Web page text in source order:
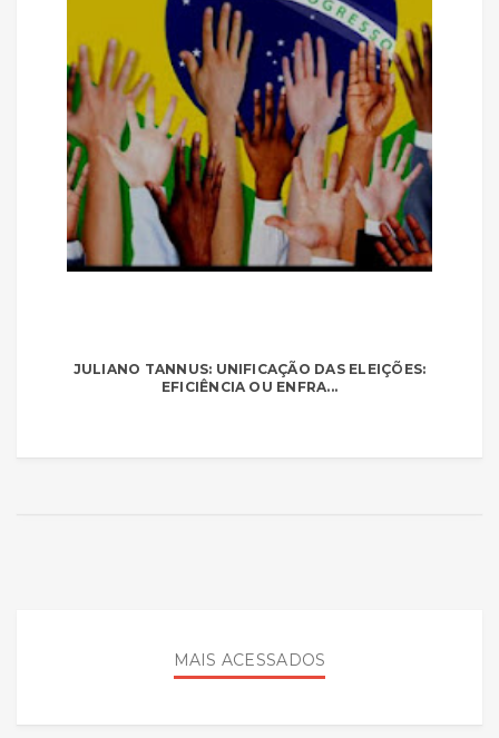
JULIANO TANNUS: UNIFICAÇÃO DAS ELEIÇÕES:
EFICIÊNCIA OU ENFRA...
MAIS ACESSADOS